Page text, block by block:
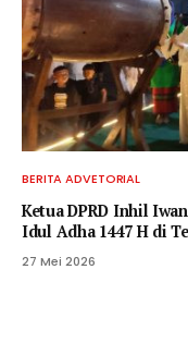
BERITA ADVETORIAL
Ketua DPRD Inhil
Idul Adha 1447 H di
27 Mei 2026